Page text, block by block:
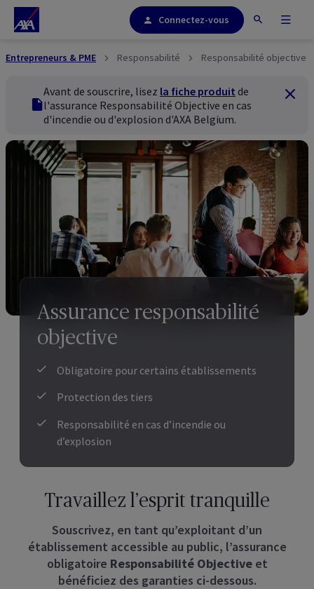
Connectez-vous
Entrepreneurs & PME Responsabilité Responsabilité objective
fiche produit
Avant de souscrire, lisez la fiche produit de
l'assurance Responsabilité Objective en cas
d'incendie ou d'explosion d'AXA Belgium.
Assurance responsabilité
objective
Obligatoire pour certains établissements
Protection des tiers
Responsabilité en cas d’incendie ou
d’explosion
Travaillez l’esprit tranquille
Souscrivez, en tant qu’exploitant d’un
établissement accessible au public, l’assurance
obligatoire Responsabilité Objectiveet
bénéficiez des garanties ci-dessous.